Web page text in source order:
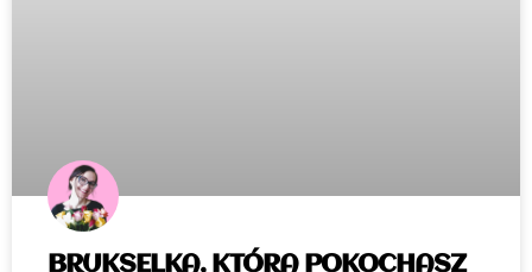
BRUKSELKA, KTÓRĄ POKOCHASZ